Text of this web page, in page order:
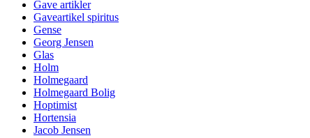
Gave artikler
Gaveartikel spiritus
Gense
Georg Jensen
Glas
Holm
Holmegaard
Holmegaard Bolig
Hoptimist
Hortensia
Jacob Jensen